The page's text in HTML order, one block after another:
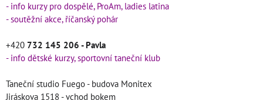
- info kurzy pro dospělé, ProAm, ladies latina
- soutěžní akce, říčanský pohár
+420 732 145 206 - Pavla
- info dětské kurzy, sportovní taneční klub
Taneční studio Fuego - budova Monitex
Jiráskova 1518 - vchod bokem